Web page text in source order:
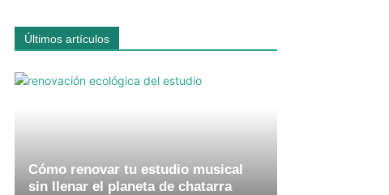
Últimos artículos
Cómo renovar tu estudio musical
sin llenar el planeta de chatarra